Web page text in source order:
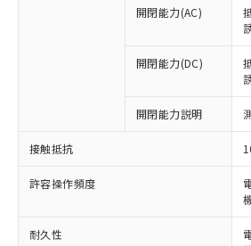
開閉能力(AC)
開閉能力(DC)
開閉能力説明
接触抵抗
許容操作頻度
耐久性
※1 対応状況
対応済み：EU RoHS指令
非含有に対応した製品が提供
対応予定：EU RoHS指令（